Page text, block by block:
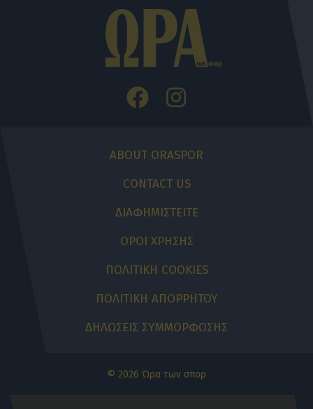
ABOUT ORASPOR
CONTACT US
ΔΙΑΦΗΜΙΣΤΕΙΤΕ
ΟΡΟΙ ΧΡΗΣΗΣ
ΠΟΛΙΤΙΚΗ COOKIES
ΠΟΛΙΤΙΚΗ ΑΠΟΡΡΗΤΟΥ
ΔΗΛΩΣΕΙΣ ΣΥΜΜΟΡΦΩΣΗΣ
© 2026 Ώρα των σπορ